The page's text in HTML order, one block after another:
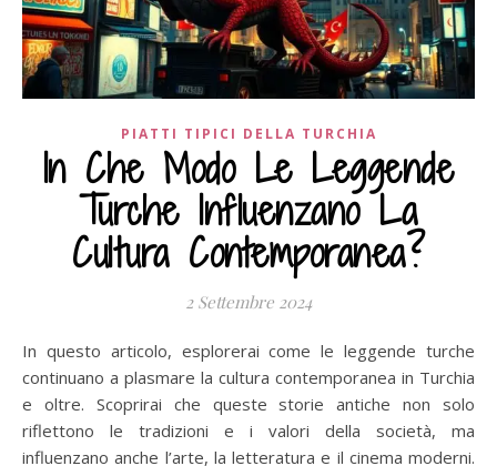
PIATTI TIPICI DELLA TURCHIA
In Che Modo Le Leggende
Turche Influenzano La
Cultura Contemporanea?
2 Settembre 2024
In questo articolo, esplorerai come le leggende turche
continuano a plasmare la cultura contemporanea in Turchia
e oltre. Scoprirai che queste storie antiche non solo
riflettono le tradizioni e i valori della società, ma
influenzano anche l’arte, la letteratura e il cinema moderni.